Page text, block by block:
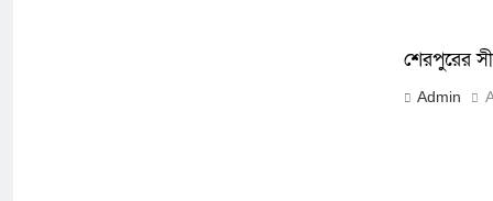
শেরপুরের
Admin